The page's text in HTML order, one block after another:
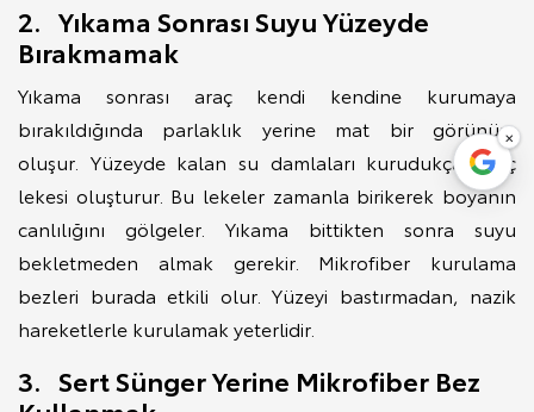
2. Yıkama Sonrası Suyu Yüzeyde
Bırakmamak
Yıkama sonrası araç kendi kendine kurumaya
bırakıldığında parlaklık yerine mat bir görünüm
oluşur. Yüzeyde kalan su damlaları kurudukça kireç
lekesi oluşturur. Bu lekeler zamanla birikerek boyanın
canlılığını gölgeler. Yıkama bittikten sonra suyu
bekletmeden almak gerekir. Mikrofiber kurulama
bezleri burada etkili olur. Yüzeyi bastırmadan, nazik
hareketlerle kurulamak yeterlidir.
3. Sert Sünger Yerine Mikrofiber Bez
×